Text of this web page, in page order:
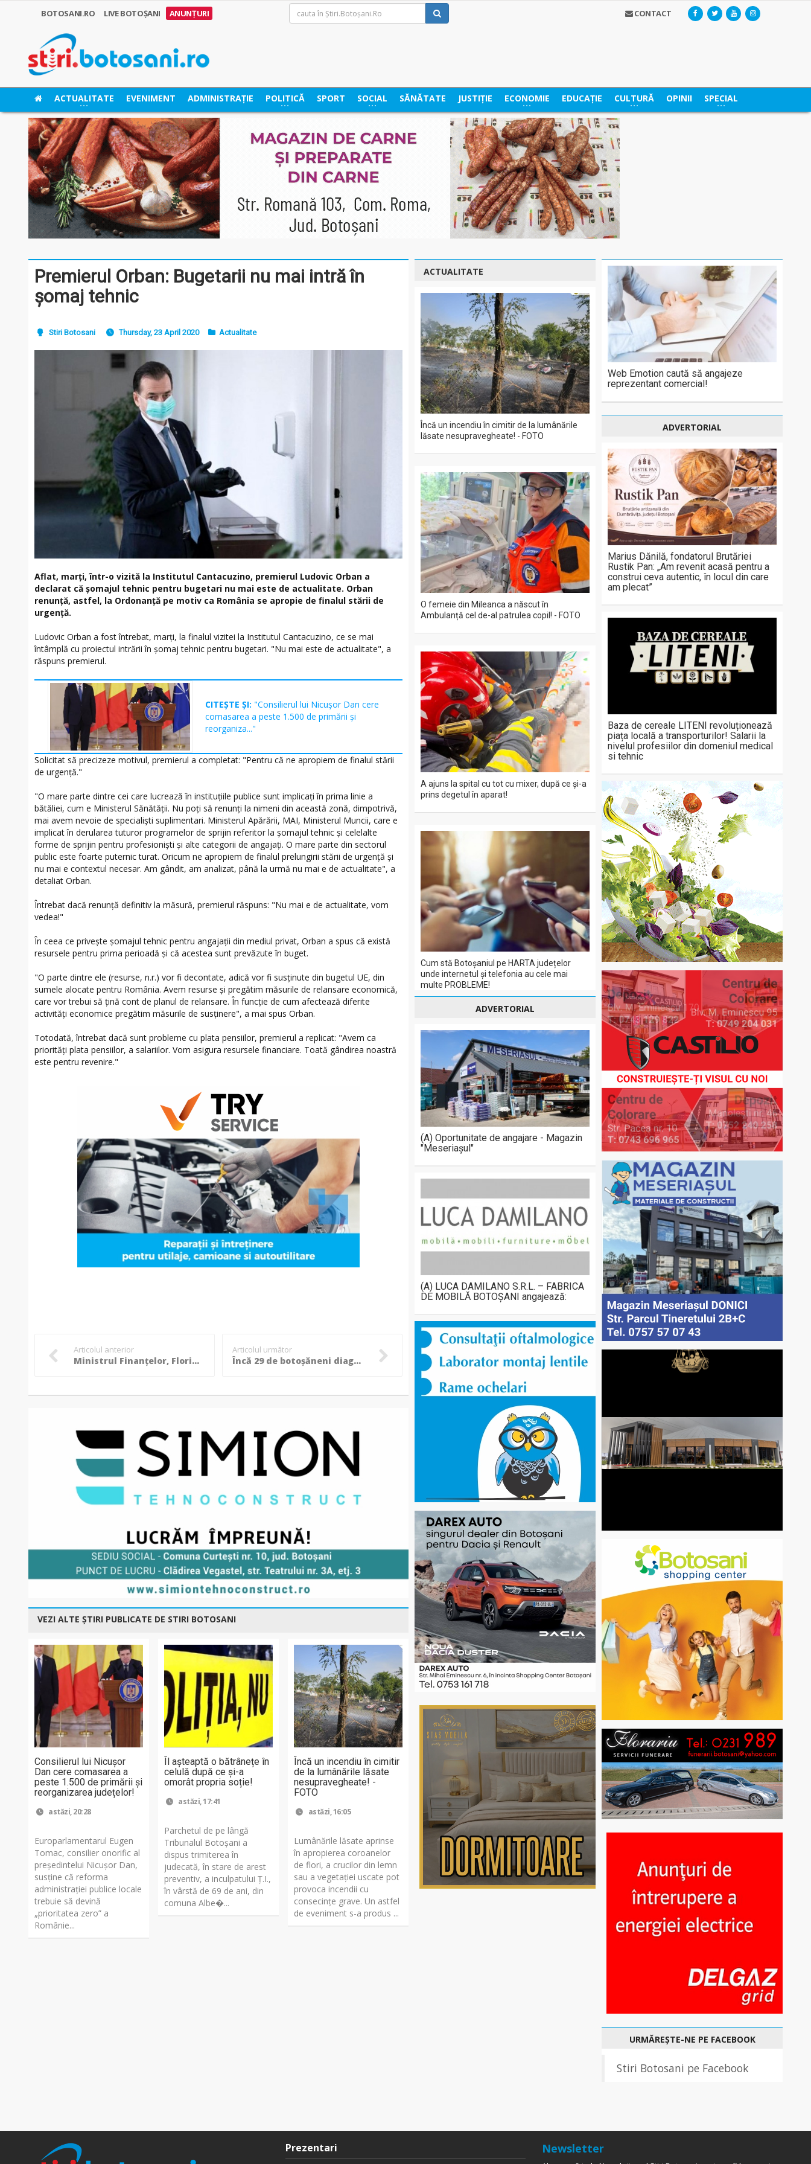
BOTOSANI.RO LIVE BOTOȘANI ANUNȚURI CONTACT
ACTUALITATE EVENIMENT ADMINISTRAȚIE POLITICĂ SPORT SOCIAL SĂNĂTATE JUSTIȚIE ECONOMIE EDUCAȚIE CULTURĂ OPINII SPECIAL
Premierul Orban: Bugetarii nu mai intră în
șomaj tehnic
Stiri Botosani Thursday, 23 April 2020 Actualitate
Aflat, marți, într-o vizită la Institutul Cantacuzino, premierul Ludovic Orban a
declarat că șomajul tehnic pentru bugetari nu mai este de actualitate. Orban
renunță, astfel, la Ordonanță pe motiv ca România se apropie de finalul stării de
urgență.
Ludovic Orban a fost întrebat, marți, la finalul vizitei la Institutul Cantacuzino, ce se mai
întâmplă cu proiectul intrării în șomaj tehnic pentru bugetari. "Nu mai este de actualitate", a
răspuns premierul.
CITEȘTE ȘI: "Consilierul lui Nicușor Dan cere
comasarea a peste 1.500 de primării și
reorganiza..."
Solicitat să precizeze motivul, premierul a completat: "Pentru că ne apropiem de finalul stării
de urgență."
"O mare parte dintre cei care lucrează în instituțiile publice sunt implicați în prima linie a
bătăliei, cum e Ministerul Sănătății. Nu poți să renunți la nimeni din această zonă, dimpotrivă,
mai avem nevoie de specialiști suplimentari. Ministerul Apărării, MAI, Ministerul Muncii, care e
implicat în derularea tuturor programelor de sprijin referitor la șomajul tehnic și celelalte
forme de sprijin pentru profesioniști și alte categorii de angajați. O mare parte din sectorul
public este foarte puternic turat. Oricum ne apropiem de finalul prelungirii stării de urgență și
nu mai e contextul necesar. Am gândit, am analizat, până la urmă nu mai e de actualitate", a
detaliat Orban.
Întrebat dacă renunță definitiv la măsură, premierul răspuns: "Nu mai e de actualitate, vom
vedea!"
În ceea ce privește șomajul tehnic pentru angajații din mediul privat, Orban a spus că există
resursele pentru prima perioadă și că acestea sunt prevăzute în buget.
"O parte dintre ele (resurse, n.r.) vor fi decontate, adică vor fi susținute din bugetul UE, din
sumele alocate pentru România. Avem resurse și pregătim măsurile de relansare economică,
care vor trebui să țină cont de planul de relansare. În funcție de cum afectează diferite
activități economice pregătim măsurile de susținere", a mai spus Orban.
Totodată, întrebat dacă sunt probleme cu plata pensiilor, premierul a replicat: "Avem ca
priorități plata pensiilor, a salariilor. Vom asigura resursele financiare. Toată gândirea noastră
este pentru revenire."
Articolul anterior
Ministrul Finanțelor, Florin Cîțu: Nu se pune problema de scăderi de pensii și salarii
Articolul următor
Încă 29 de botoșăneni diagnosticați cu COVID, în ultimele 24 de ore
VEZI ALTE ȘTIRI PUBLICATE DE STIRI BOTOSANI
Consilierul lui Nicușor
Dan cere comasarea a
peste 1.500 de primării și
reorganizarea județelor!
astăzi, 20:28
Europarlamentarul Eugen
Tomac, consilier onorific al
președintelui Nicușor Dan,
susține că reforma
administrației publice locale
trebuie să devină
„prioritatea zero” a
Românie...
Îl așteaptă o bătrânețe în
celulă după ce și-a
omorât propria soție!
astăzi, 17:41
Parchetul de pe lângă
Tribunalul Botoşani a
dispus trimiterea în
judecată, în stare de arest
preventiv, a inculpatului Ț.I.,
în vârstă de 69 de ani, din
comuna Albe�...
Încă un incendiu în cimitir
de la lumânările lăsate
nesupravegheate! -
FOTO
astăzi, 16:05
Lumânările lăsate aprinse
în apropierea coroanelor
de flori, a crucilor din lemn
sau a vegetației uscate pot
provoca incendii cu
consecințe grave. Un astfel
de eveniment s-a produs ...
ACTUALITATE
Încă un incendiu în cimitir de la lumânările
lăsate nesupravegheate! - FOTO
O femeie din Mileanca a născut în
Ambulanță cel de-al patrulea copil! - FOTO
A ajuns la spital cu tot cu mixer, după ce și-a
prins degetul în aparat!
Cum stă Botoșaniul pe HARTA județelor
unde internetul și telefonia au cele mai
multe PROBLEME!
ADVERTORIAL
(A) Oportunitate de angajare - Magazin
"Meseriașul"
(A) LUCA DAMILANO S.R.L. – FABRICA
DE MOBILĂ BOTOȘANI angajează:
Web Emotion caută să angajeze
reprezentant comercial!
ADVERTORIAL
Marius Dănilă, fondatorul Brutăriei
Rustik Pan: „Am revenit acasă pentru a
construi ceva autentic, în locul din care
am plecat”
Baza de cereale LITENI revoluționează
piața locală a transporturilor! Salarii la
nivelul profesiilor din domeniul medical
si tehnic
URMĂREȘTE-NE PE FACEBOOK
Stiri Botosani pe Facebook
Prezentari Newsletter